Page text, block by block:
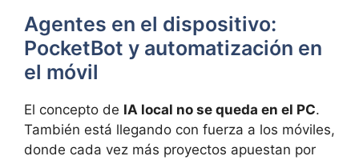
Agentes en el dispositivo:
PocketBot y automatización en
el móvil
El concepto de IA local no se queda en el PC.
También está llegando con fuerza a los móviles,
donde cada vez más proyectos apuestan por